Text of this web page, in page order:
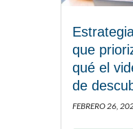
que
qué el
de
FEBRERO 26,